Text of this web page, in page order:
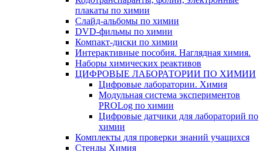
плакаты по химии
Слайд-альбомы по химии
DVD-фильмы по химии
Компакт-диски по химии
Интерактивные пособия. Наглядная химия.
Наборы химических реактивов
ЦИФРОВЫЕ ЛАБОРАТОРИИ ПО ХИМИИ
Цифровые лаборатории. Химия
Модульная система экспериментов
PROLog по химии
Цифровые датчики для лабораторий по
химии
Комплекты для проверки знаний учащихся
Стенды Химия